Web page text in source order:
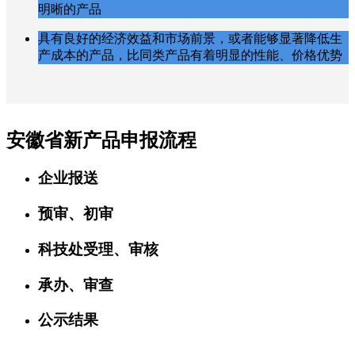
明晰的产品
具有良好的经济效益和市场前景，或者能够显著降低生
产成本的产品，比同类产品有着明显的性能、价格优势
安徽省新产品申报流程
企业报送
预审、初审
科技处受理、审核
承办、审查
公示结果